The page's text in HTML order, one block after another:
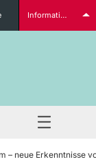
Informationen für...
– neue Erkenntnisse